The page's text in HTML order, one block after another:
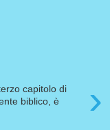
›
capitolo di
biblico, è